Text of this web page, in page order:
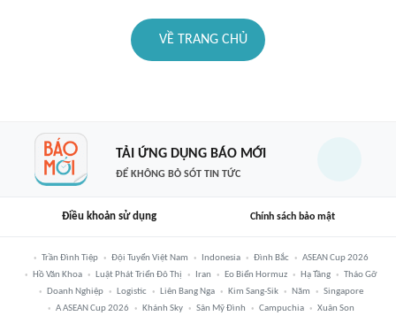
VỀ TRANG CHỦ
TẢI ỨNG DỤNG BÁO MỚI
ĐỂ KHÔNG BỎ SÓT TIN TỨC
Điều khoản sử dụng Chính sách bảo mật
Trần Đình Tiệp Đội Tuyển Việt Nam Indonesia Đình Bắc
ASEAN Cup 2026
Hồ Văn Khoa
Luật Phát Triển Đô Thị Iran Eo Biển Hormuz Hạ Tầng
Tháo Gỡ
Doanh Nghiệp
Logistic Liên Bang Nga Kim Sang-Sik Năm
Singapore
A ASEAN Cup 2026
Khánh Sky Sân Mỹ Đình Campuchia Xuân Son